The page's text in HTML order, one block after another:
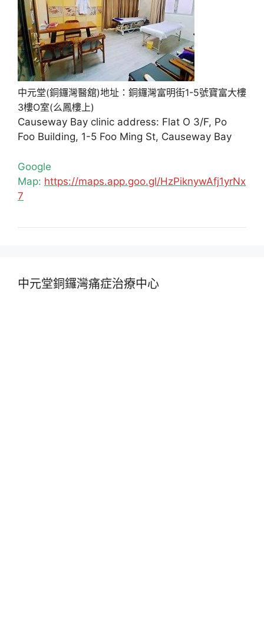
中元堂(銅鑼灣醫舘)地址：銅鑼灣富明街1-5號寶富大樓
3樓O室(么鳳樓上)
Causeway Bay clinic address: Flat O 3/F, Po
Foo Building, 1-5 Foo Ming St, Causeway Bay
Google
Map: https://maps.app.goo.gl/HzPiknywAfj1yrNx
7
中元堂銅鑼灣痛症治療中心